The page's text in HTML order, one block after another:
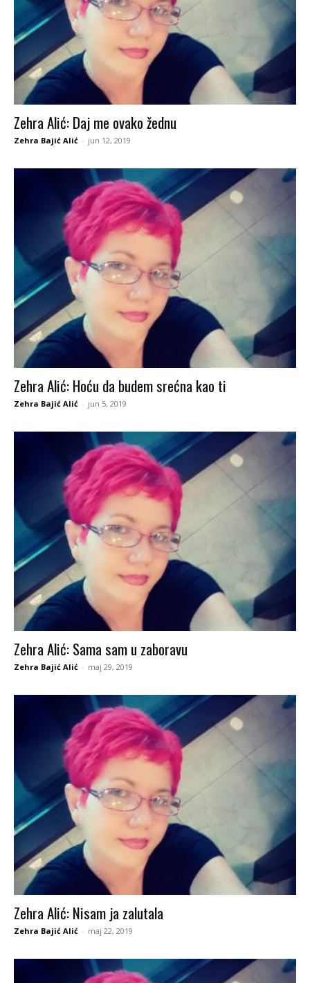
Zehra Alić: Daj me ovako žednu
Zehra Bajić Alić - jun 12, 2019
Zehra Alić: Hoću da budem srećna kao ti
Zehra Bajić Alić - jun 5, 2019
Zehra Alić: Sama sam u zaboravu
Zehra Bajić Alić - maj 29, 2019
Zehra Alić: Nisam ja zalutala
Zehra Bajić Alić - maj 22, 2019